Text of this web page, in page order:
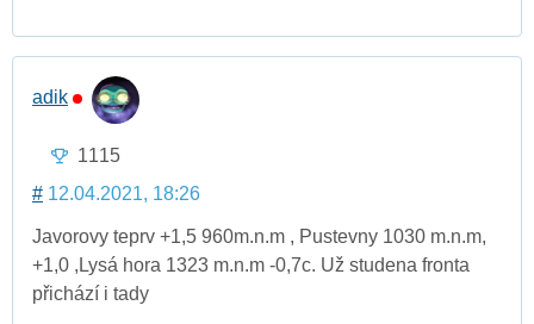
adik
1115
# 12.04.2021, 18:26
Javorovy teprv +1,5 960m.n.m , Pustevny 1030 m.n.m,
+1,0 ,Lysá hora 1323 m.n.m -0,7c. Už studena fronta
přichází i tady